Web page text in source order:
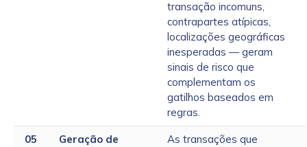
transação incomuns,
contrapartes atípicas,
localizações geográficas
inesperadas — geram
sinais de risco que
complementam os
gatilhos baseados em
regras.
05
Geração de
As transações que